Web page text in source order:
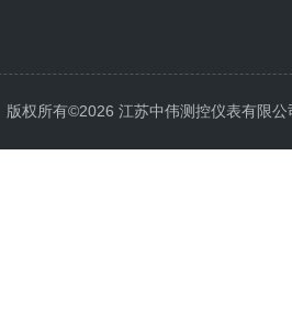
版权所有©2026 江苏中伟测控仪表有限